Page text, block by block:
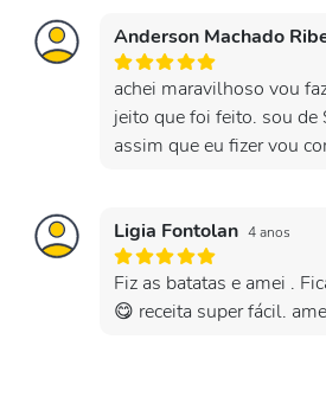
Anderson Machado
achei maravilhoso vou
jeito que foi feito. sou de
assim que eu fizer vou
Ligia Fontolan 4 anos
Fiz as batatas e amei .
😋 receita super fácil.